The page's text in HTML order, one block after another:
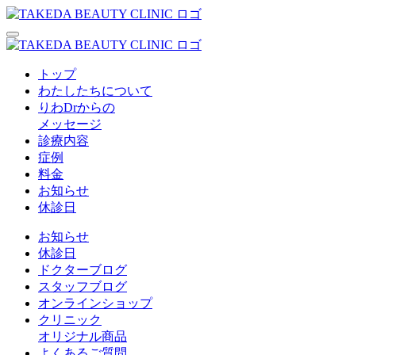
トップ
わたしたちについて
りわDrからの
メッセージ
診療内容
症例
料金
お知らせ
休診日
お知らせ
休診日
ドクターブログ
スタッフブログ
オンラインショップ
クリニック
オリジナル商品